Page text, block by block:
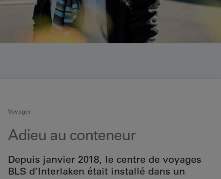
Voyager
Adieu au conteneur
Depuis janvier 2018, le centre de voyages
BLS d’Interlaken était installé dans un